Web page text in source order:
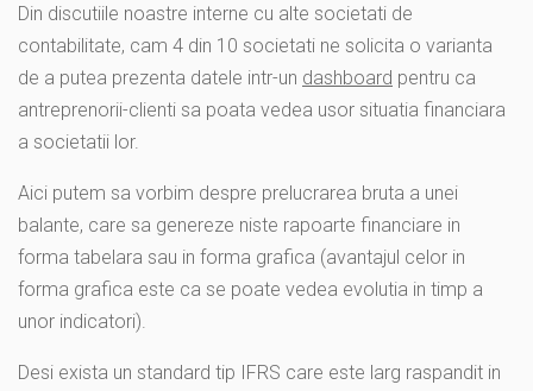
Din discutiile noastre interne cu alte societati de
contabilitate, cam 4 din 10 societati ne solicita o varianta
de a putea prezenta datele intr-un dashboard pentru ca
antreprenorii-clienti sa poata vedea usor situatia financiara
a societatii lor.
Aici putem sa vorbim despre prelucrarea bruta a unei
balante, care sa genereze niste rapoarte financiare in
forma tabelara sau in forma grafica (avantajul celor in
forma grafica este ca se poate vedea evolutia in timp a
unor indicatori).
Desi exista un standard tip IFRS care este larg raspandit in